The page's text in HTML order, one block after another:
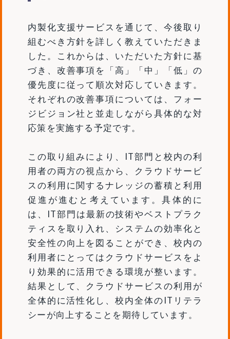
内製化支援サービスを通じて、今後取り
組むべき方針を詳しく教えていただきま
した。これからは、いただいた方針に基
づき、改善事項を「高」「中」「低」の
優先度に従って順次対応していきます。
それぞれの改善事項については、フォー
ジビジョン社と並走しながら具体的な対
応策を実施する予定です。
この取り組みにより、IT部門と校内の利
用者の両方の視点から、クラウドサービ
スの利用に関するナレッジの蓄積と利用
促進が進むと考えています。具体的に
は、IT部門は最新の技術やベストプラク
ティスを取り入れ、システムの効率化と
安全性の向上を図ることができ、校内の
利用者にとってはクラウドサービスをよ
り効果的に活用できる環境が整います。
結果として、クラウドサービスの利用が
全体的に活性化し、校内全体のITリテラ
シーが向上することを期待しています。